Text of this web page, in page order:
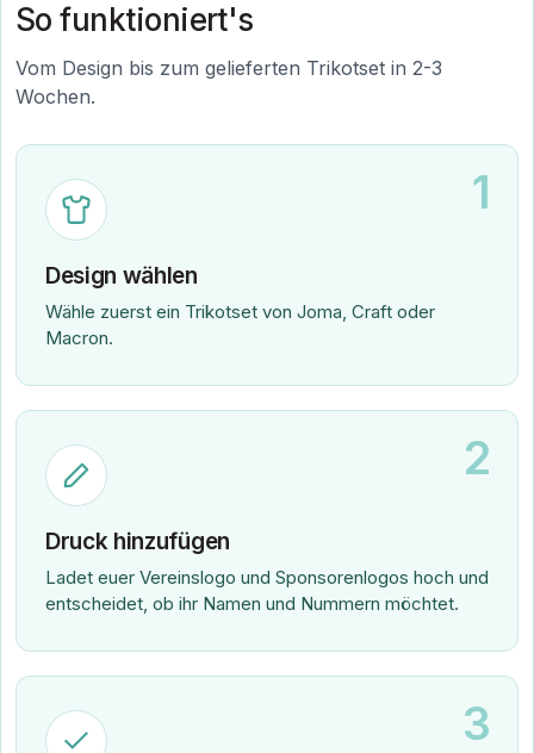
So funktioniert's
Vom Design bis zum gelieferten Trikotset in 2-3
Wochen.
1
Design wählen
Wähle zuerst ein Trikotset von Joma, Craft oder
Macron.
2
Druck hinzufügen
Ladet euer Vereinslogo und Sponsorenlogos hoch und
entscheidet, ob ihr Namen und Nummern möchtet.
3